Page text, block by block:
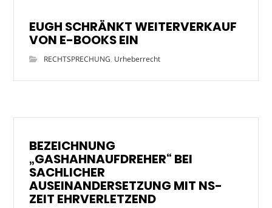
EUGH SCHRÄNKT WEITERVERKAUF
VON E-BOOKS EIN
RECHTSPRECHUNG, Urheberrecht
BEZEICHNUNG
„GASHAHNAUFDREHER“ BEI
SACHLICHER
AUSEINANDERSETZUNG MIT NS-
ZEIT EHRVERLETZEND